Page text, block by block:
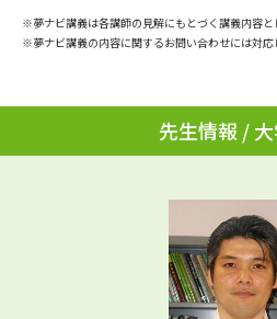
Ｑ＆Ａ よくあるご質問 大
個
訂
※夢ナビ講義は各講師の見解にもとづく講義内容と
※夢ナビ講義の内容に関するお問い合わせには対応
先生情報 /